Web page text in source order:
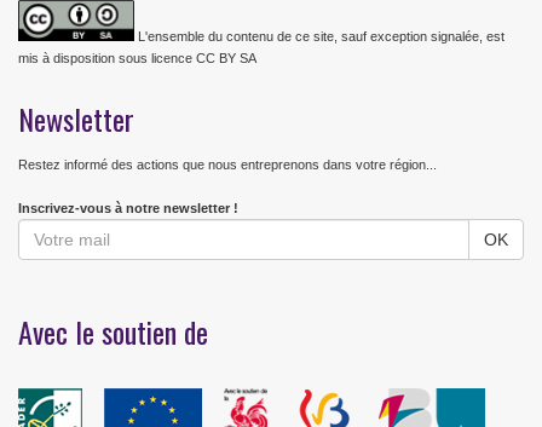
L'ensemble du contenu de ce site, sauf exception signalée, est
mis à disposition sous licence CC BY SA
Newsletter
Restez informé des actions que nous entreprenons dans votre région...
Inscrivez-vous à notre newsletter !
Avec le soutien de